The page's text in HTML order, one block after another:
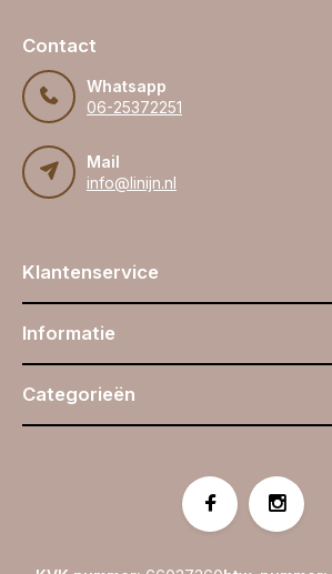
Contact
Whatsapp
06-25372251
Mail
info@linijn.nl
Klantenservice
Informatie
Categorieën